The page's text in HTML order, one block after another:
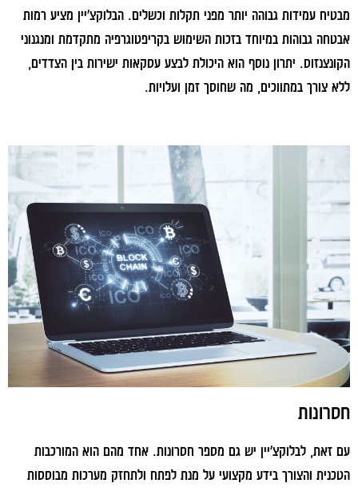
מבטיח עמידות גבוהה יותר מפני תקלות וכשלים. הבלוקצ'יין מציע רמות
אבטחה גבוהות במיוחד בזכות השימוש בקריפטוגרפיה מתקדמת ומנגנוני
הקונצנזוס. יתרון נוסף הוא היכולת לבצע עסקאות ישירות בין הצדדים,
ללא צורך במתווכים, מה שחוסך זמן ועלויות.
חסרונות
עם זאת, לבלוקצ'יין יש גם מספר חסרונות. אחד מהם הוא המורכבות
הטכנית והצורך בידע מקצועי על מנת לפתח ולתחזק מערכות מבוססות